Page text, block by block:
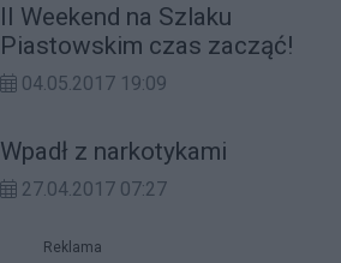
II Weekend na Szlaku
Piastowskim czas zacząć!
04.05.2017 19:09
Wpadł z narkotykami
27.04.2017 07:27
Reklama